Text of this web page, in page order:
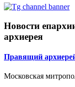
Новости
архиерея
Правящий
Московская